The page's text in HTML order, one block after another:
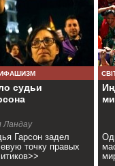
судьи
Ландау
Гарсон задел
точку правых